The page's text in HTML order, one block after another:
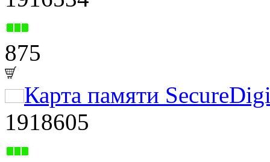
875
Карта памяти
1918605